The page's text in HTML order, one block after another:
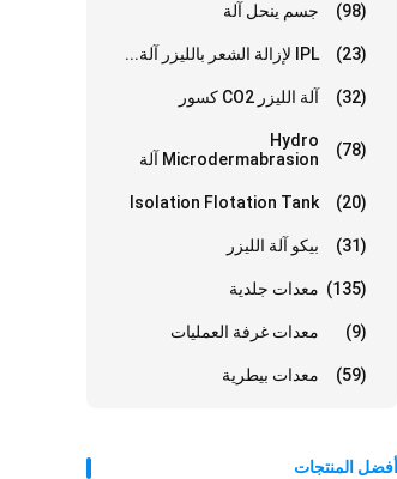
جسم ينحل آلة (98)
IPL لإزالة الشعر بالليزر آلة... (23)
آلة الليزر CO2 كسور (32)
Hydro
Microdermabrasion آلة
(78)
Isolation Flotation Tank (20)
بيكو آلة الليزر (31)
معدات جلدية (135)
معدات غرفة العمليات (9)
معدات بيطرية (59)
أفضل المنتجات